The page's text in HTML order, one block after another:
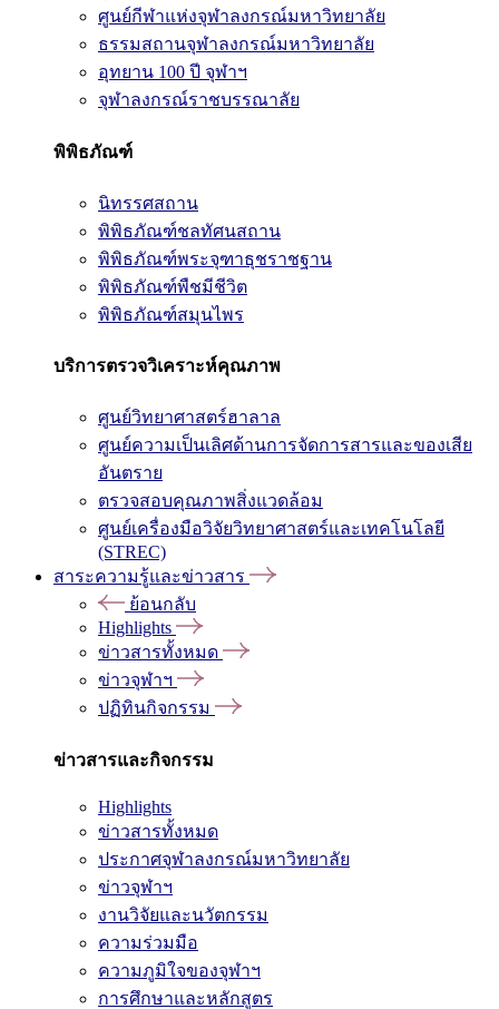
ศูนย์กีฬาแห่งจุฬาลงกรณ์มหาวิทยาลัย
ธรรมสถานจุฬาลงกรณ์มหาวิทยาลัย
อุทยาน 100 ปี จุฬาฯ
จุฬาลงกรณ์ราชบรรณาลัย
พิพิธภัณฑ์
นิทรรศสถาน
พิพิธภัณฑ์ชลทัศนสถาน
พิพิธภัณฑ์พระจุฑาธุชราชฐาน
พิพิธภัณฑ์พืชมีชีวิต
พิพิธภัณฑ์สมุนไพร
บริการตรวจวิเคราะห์คุณภาพ
ศูนย์วิทยาศาสตร์ฮาลาล
ศูนย์ความเป็นเลิศด้านการจัดการสารและของเสีย
อันตราย
ตรวจสอบคุณภาพสิ่งแวดล้อม
ศูนย์เครื่องมือวิจัยวิทยาศาสตร์และเทคโนโลยี
(STREC)
สาระความรู้และข่าวสาร
ย้อนกลับ
Highlights
ข่าวสารทั้งหมด
ข่าวจุฬาฯ
ปฏิทินกิจกรรม
ข่าวสารและกิจกรรม
Highlights
ข่าวสารทั้งหมด
ประกาศจุฬาลงกรณ์มหาวิทยาลัย
ข่าวจุฬาฯ
งานวิจัยและนวัตกรรม
ความร่วมมือ
ความภูมิใจของจุฬาฯ
การศึกษาและหลักสูตร